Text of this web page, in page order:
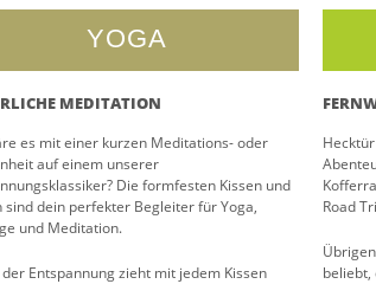
YOGA
MEDITATION
es mit einer kurzen Meditations- oder
auf einem unserer
Die formfesten Kissen und
sind dein perfekter Begleiter für Yoga,
und Meditation.
Entspannung zieht mit jedem Kissen
Road
beliebt,